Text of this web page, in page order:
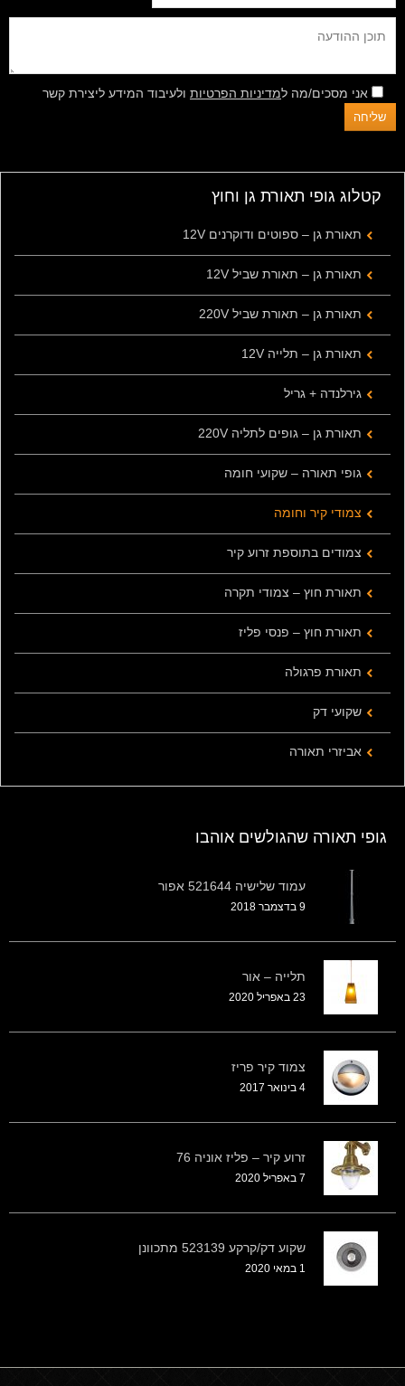
אני מסכים/מה למדיניות הפרטיות ולעיבוד המידע ליצירת קשר
קטלוג גופי תאורת גן וחוץ
תאורת גן – ספוטים ודוקרנים 12V
תאורת גן – תאורת שביל 12V
תאורת גן – תאורת שביל 220V
תאורת גן – תלייה 12V
גירלנדה + גריל
תאורת גן – גופים לתליה 220V
גופי תאורה – שקועי חומה
צמודי קיר וחומה
צמודים בתוספת זרוע קיר
תאורת חוץ – צמודי תקרה
תאורת חוץ – פנסי פליז
תאורת פרגולה
שקועי דק
אביזרי תאורה
גופי תאורה שהגולשים אוהבו
עמוד שלישיה 521644 אפור
9 בדצמבר 2018
תלייה – אור
23 באפריל 2020
צמוד קיר פריז
4 בינואר 2017
זרוע קיר – פליז אוניה 76
7 באפריל 2020
שקוע דק/קרקע 523139 מתכוונן
1 במאי 2020